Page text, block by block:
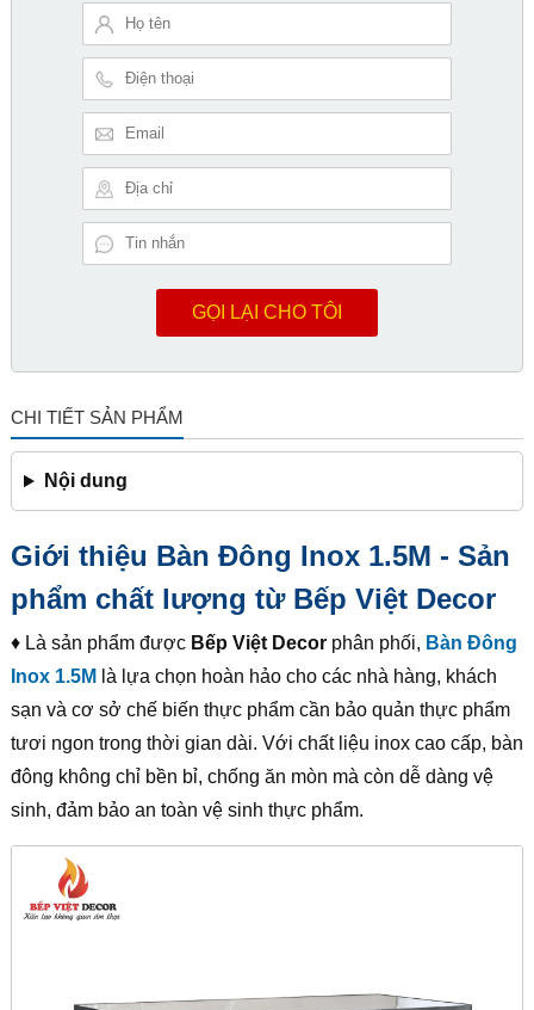
GỌI LẠI CHO TÔI
CHI TIẾT SẢN PHẨM
Nội dung
Giới thiệu Bàn Đông Inox 1.5M - Sản
phẩm chất lượng từ Bếp Việt Decor
♦ Là sản phẩm được Bếp Việt Decorphân phối, Bàn Đông
Inox 1.5M là lựa chọn hoàn hảo cho các nhà hàng, khách
sạn và cơ sở chế biến thực phẩm cần bảo quản thực phẩm
tươi ngon trong thời gian dài. Với chất liệu inox cao cấp, bàn
đông không chỉ bền bỉ, chống ăn mòn mà còn dễ dàng vệ
sinh, đảm bảo an toàn vệ sinh thực phẩm.